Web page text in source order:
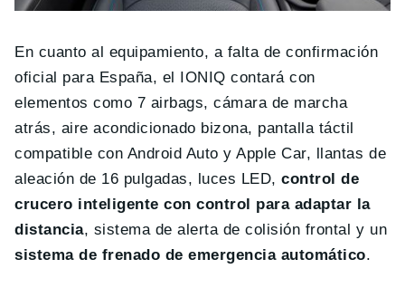
En cuanto al equipamiento, a falta de confirmación
oficial para España, el IONIQ contará con
elementos como 7 airbags, cámara de marcha
atrás, aire acondicionado bizona, pantalla táctil
compatible con Android Auto y Apple Car, llantas de
aleación de 16 pulgadas, luces LED,control de
crucero inteligente con control para adaptar la
distancia, sistema de alerta de colisión frontal y un
sistema de frenado de emergencia automático.